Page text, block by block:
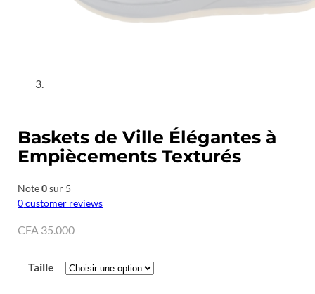
Baskets de Ville Élégantes à
Empiècements Texturés
Note0sur 5
0customer reviews
CFA 35.000
Taille